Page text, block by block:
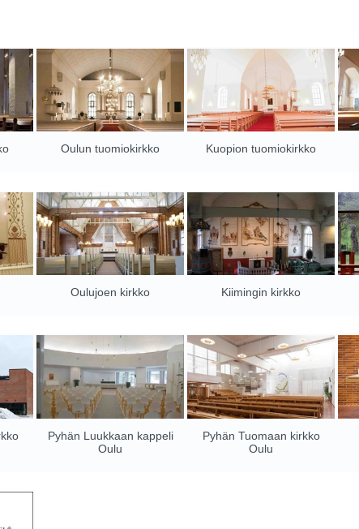
Oulun tuomiokirkko Kuopion tuomiokirkko
Oulujoen kirkko Kiimingin kirkko
Pyhän Luukkaan kappeli
Oulu
Pyhän Tuomaan kirkko
Oulu